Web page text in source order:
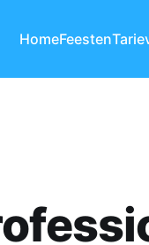
HomeFeesten